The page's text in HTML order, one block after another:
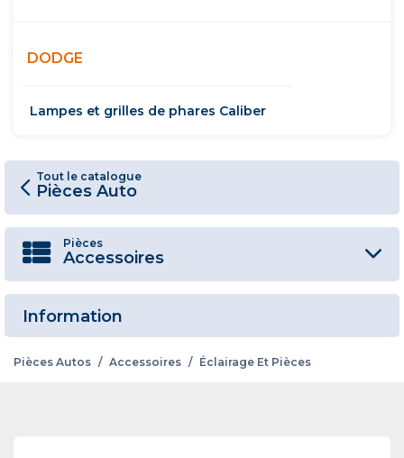
DODGE
Lampes et grilles de phares Caliber
Tout le catalogue
Pièces Auto
Pièces
Accessoires
Information
Pièces Autos / Accessoires / Éclairage Et Pièces